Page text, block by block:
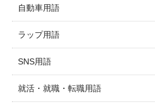
自動車用語
ラップ用語
SNS用語
就活・就職・転職用語